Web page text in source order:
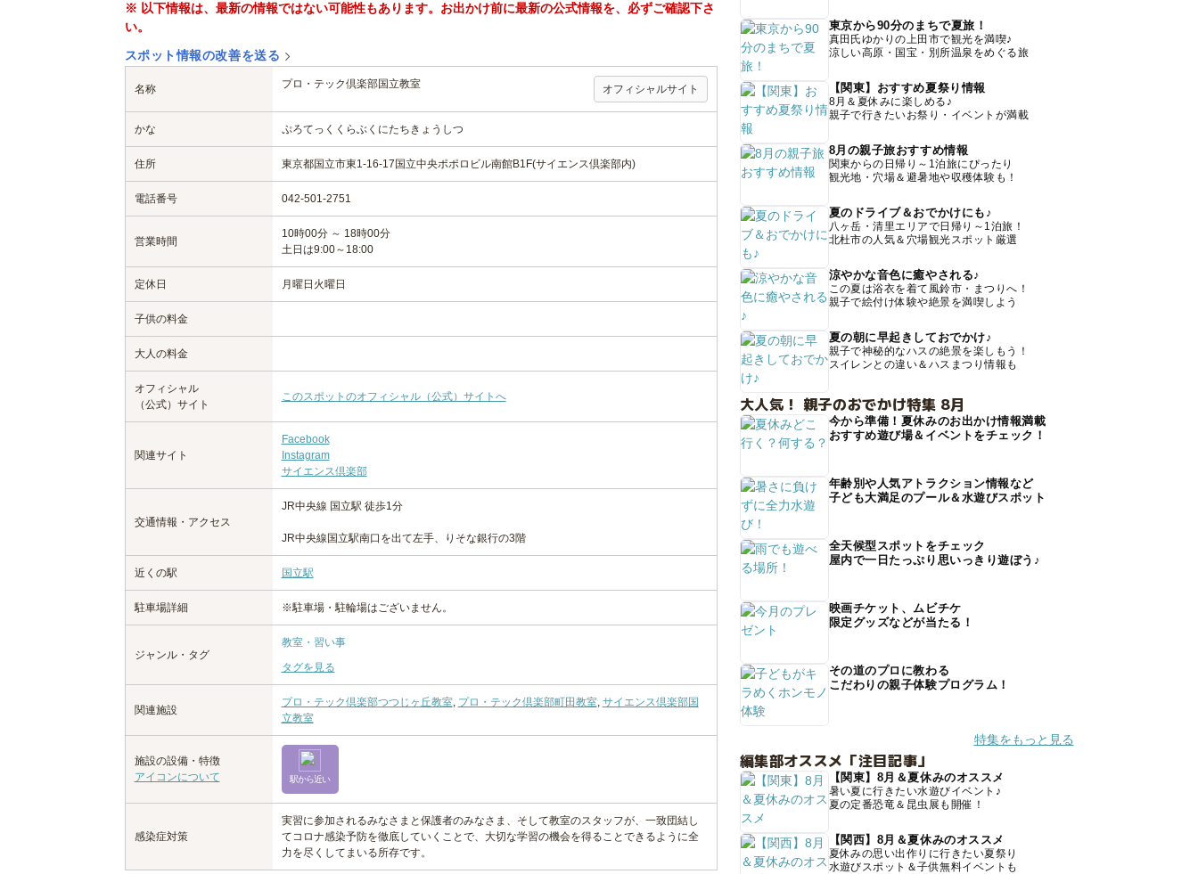
※ 以下情報は、最新の情報ではない可能性もあります。お出かけ前に最新の公式情報を、必ずご確認下さ
い。
スポット情報の改善を送る
名称 プロ・テック倶楽部国立教室 オフィシャルサイト
かな ぷろてっくくらぶくにたちきょうしつ
住所 東京都国立市東1-16-17国立中央ポポロビル南館B1F(サイエンス倶楽部内)
電話番号 042-501-2751
営業時間
10時00分 ～ 18時00分
土日は9:00～18:00
定休日 月曜日 火曜日
子供の料金
大人の料金
オフィシャル
（公式）サイト
このスポットのオフィシャル（公式）サイトへ
関連サイト
Facebook
Instagram
サイエンス倶楽部
交通情報・アクセス
JR中央線 国立駅 徒歩1分
JR中央線国立駅南口を出て左手、りそな銀行の3階
近くの駅 国立駅
駐車場詳細 ※駐車場・駐輪場はございません。
ジャンル・タグ
教室・習い事
タグを見る
関連施設
プロ・テック倶楽部つつじヶ丘教室, プロ・テック倶楽部町田教室, サイエンス倶楽部国
立教室
施設の設備・特徴
アイコンについて
駅から近い
感染症対策
実習に参加されるみなさまと保護者のみなさま、そして教室のスタッフが、一致団結し
てコロナ感染予防を徹底していくことで、大切な学習の機会を得ることできるように全
力を尽くしてまいる所存です。
東京から90分のまちで夏旅！
真田氏ゆかりの上田市で観光を満喫♪
涼しい高原・国宝・別所温泉をめぐる旅
【関東】おすすめ夏祭り情報
8月＆夏休みに楽しめる♪
親子で行きたいお祭り・イベントが満載
8月の親子旅おすすめ情報
関東からの日帰り～1泊旅にぴったり
観光地・穴場＆避暑地や収穫体験も！
夏のドライブ＆おでかけにも♪
八ヶ岳・清里エリアで日帰り～1泊旅！
北杜市の人気＆穴場観光スポット厳選
涼やかな音色に癒やされる♪
この夏は浴衣を着て風鈴市・まつりへ！
親子で絵付け体験や絶景を満喫しよう
夏の朝に早起きしておでかけ♪
親子で神秘的なハスの絶景を楽しもう！
スイレンとの違い＆ハスまつり情報も
大人気！ 親子のおでかけ特集 8月
今から準備！夏休みのお出かけ情報満載
おすすめ遊び場＆イベントをチェック！
年齢別や人気アトラクション情報など
子ども大満足のプール＆水遊びスポット
全天候型スポットをチェック
屋内で一日たっぷり思いっきり遊ぼう♪
映画チケット、ムビチケ
限定グッズなどが当たる！
その道のプロに教わる
こだわりの親子体験プログラム！
特集をもっと見る
編集部オススメ「注目記事」
【関東】8月＆夏休みのオススメ
暑い夏に行きたい水遊びイベント♪
夏の定番恐竜＆昆虫展も開催！
【関西】8月＆夏休みのオススメ
夏休みの思い出作りに行きたい夏祭り
水遊びスポット＆子供無料イベントも